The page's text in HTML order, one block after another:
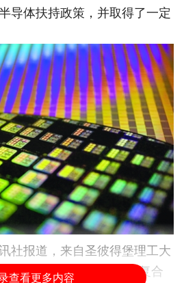
导体扶持政策，并取得了一定
社报道，来自圣彼得堡理工大
出一种新型的“国产光刻复合
查看更多内容